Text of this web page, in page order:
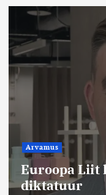
Arvamus
Euroopa Liit
diktatuur